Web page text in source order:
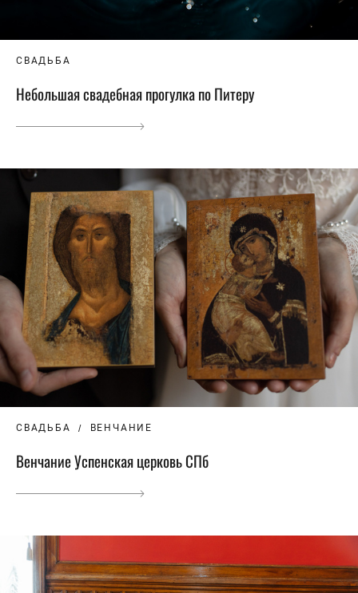
СВАДЬБА
Небольшая свадебная прогулка по Питеру
СВАДЬБА ВЕНЧАНИЕ
Венчание Успенская церковь СПб